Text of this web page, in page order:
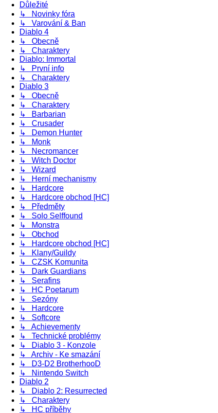
Důležité
↳ Novinky fóra
↳ Varování & Ban
Diablo 4
↳ Obecně
↳ Charaktery
Diablo: Immortal
↳ První info
↳ Charaktery
Diablo 3
↳ Obecně
↳ Charaktery
↳ Barbarian
↳ Crusader
↳ Demon Hunter
↳ Monk
↳ Necromancer
↳ Witch Doctor
↳ Wizard
↳ Herní mechanismy
↳ Hardcore
↳ Hardcore obchod [HC]
↳ Předměty
↳ Solo Selffound
↳ Monstra
↳ Obchod
↳ Hardcore obchod [HC]
↳ Klany/Guildy
↳ CZSK Komunita
↳ Dark Guardians
↳ Serafins
↳ HC Poetarum
↳ Sezóny
↳ Hardcore
↳ Softcore
↳ Achievementy
↳ Technické problémy
↳ Diablo 3 - Konzole
↳ Archiv - Ke smazání
↳ D3-D2 BrotherhooD
↳ Nintendo Switch
Diablo 2
↳ Diablo 2: Resurrected
↳ Charaktery
↳ HC příběhy